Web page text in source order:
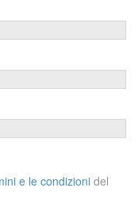
e le condizioni del